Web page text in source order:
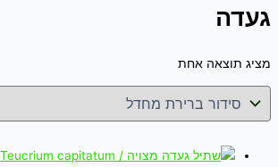
געדה
מציג תוצאה אחת